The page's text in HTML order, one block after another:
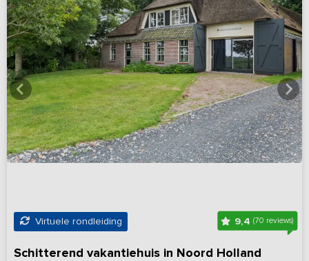
Virtuele rondleiding 9,4 (70 reviews)
Schitterend vakantiehuis in Noord Holland